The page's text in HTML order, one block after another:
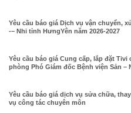
Yêu cầu báo giá Dịch vụ vận chuyển,
-– Nhi tỉnh HưngYên năm 2026-2027
Yêu cầu báo giá Cung cấp, lắp đặt
phòng Phó Giám đốc Bệnh viện Sản –
Yêu cầu báo giá dịch vụ sửa chữa,
vụ công tác chuyên môn